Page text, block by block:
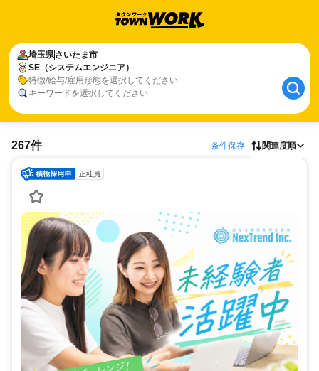
埼玉県さいたま市
SE（システムエンジニア）
特徴/給与/雇用形態を選択してください
キーワードを選択してください
267件 条件保存 関連度順
正社員